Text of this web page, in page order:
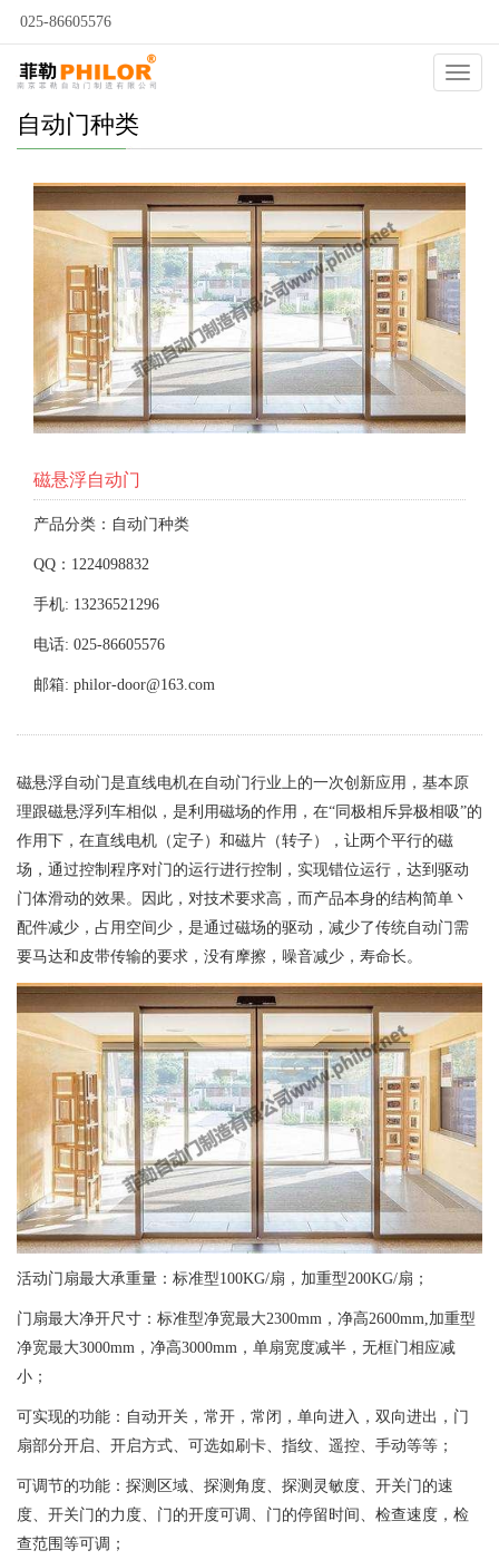
025-86605576
自动门种类
磁悬浮自动门
产品分类：自动门种类
QQ：1224098832
手机: 13236521296
电话: 025-86605576
邮箱: philor-door@163.com
磁悬浮自动门是直线电机在自动门行业上的一次创新应用，基本原
理跟磁悬浮列车相似，是利用磁场的作用，在“同极相斥异极相吸”的
作用下，在直线电机（定子）和磁片（转子），让两个平行的磁
场，通过控制程序对门的运行进行控制，实现错位运行，达到驱动
门体滑动的效果。因此，对技术要求高，而产品本身的结构简单丶
配件减少，占用空间少，是通过磁场的驱动，减少了传统自动门需
要马达和皮带传输的要求，没有摩擦，噪音减少，寿命长。
活动门扇最大承重量：标准型100KG/扇，加重型200KG/扇；
门扇最大净开尺寸：标准型净宽最大2300mm，净高2600mm,加重型
净宽最大3000mm，净高3000mm，单扇宽度减半，无框门相应减
小；
可实现的功能：自动开关，常开，常闭，单向进入，双向进出，门
扇部分开启、开启方式、可选如刷卡、指纹、遥控、手动等等；
可调节的功能：探测区域、探测角度、探测灵敏度、开关门的速
度、开关门的力度、门的开度可调、门的停留时间、检查速度，检
查范围等可调；